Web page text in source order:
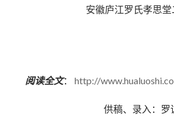
安徽庐江罗氏孝思堂二
二〇一
阅读全文： http://
供稿、录入：罗